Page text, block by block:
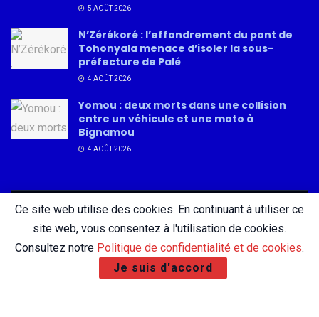
5 AOÛT 2026
N’Zérékoré : l’effondrement du pont de
Tohonyala menace d’isoler la sous-
préfecture de Palé
4 AOÛT 2026
Yomou : deux morts dans une collision
entre un véhicule et une moto à
Bignamou
4 AOÛT 2026
Advertise Privacy & Policy Contact
© 2026 AfricatureMedia.com - Tous droits réservés |
Ce site web utilise des cookies. En continuant à utiliser ce
site web, vous consentez à l'utilisation de cookies.
Consultez notre Politique de confidentialité et de cookies.
Je suis d'accord